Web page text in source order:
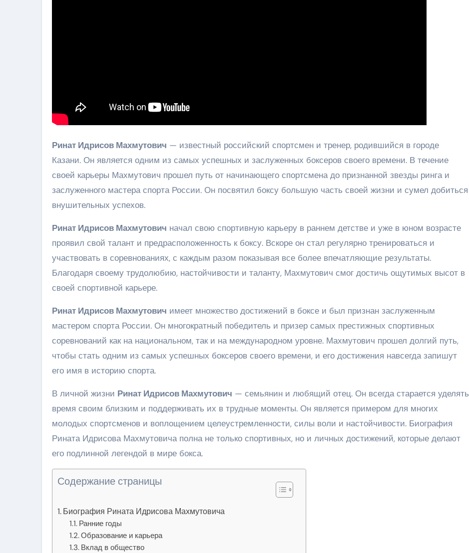
Ринат Идрисов Махмутович — известный российский спортсмен и тренер, родившийся в городе
Казани. Он является одним из самых успешных и заслуженных боксеров своего времени. В течение
своей карьеры Махмутович прошел путь от начинающего спортсмена до признанной звезды ринга и
заслуженного мастера спорта России. Он посвятил боксу большую часть своей жизни и сумел добиться
внушительных успехов.
Ринат Идрисов Махмутович начал свою спортивную карьеру в раннем детстве и уже в юном возрасте
проявил свой талант и предрасположенность к боксу. Вскоре он стал регулярно тренироваться и
участвовать в соревнованиях, с каждым разом показывая все более впечатляющие результаты.
Благодаря своему трудолюбию, настойчивости и таланту, Махмутович смог достичь ощутимых высот в
своей спортивной карьере.
Ринат Идрисов Махмутович имеет множество достижений в боксе и был признан заслуженным
мастером спорта России. Он многократный победитель и призер самых престижных спортивных
соревнований как на национальном, так и на международном уровне. Махмутович прошел долгий путь,
чтобы стать одним из самых успешных боксеров своего времени, и его достижения навсегда запишут
его имя в историю спорта.
В личной жизни Ринат Идрисов Махмутович — семьянин и любящий отец. Он всегда старается уделять
время своим близким и поддерживать их в трудные моменты. Он является примером для многих
молодых спортсменов и воплощением целеустремленности, силы воли и настойчивости. Биография
Рината Идрисова Махмутовича полна не только спортивных, но и личных достижений, которые делают
его подлинной легендой в мире бокса.
Содержание страницы
Биография Рината Идрисова Махмутовича
Ранние годы
Образование и карьера
Вклад в общество